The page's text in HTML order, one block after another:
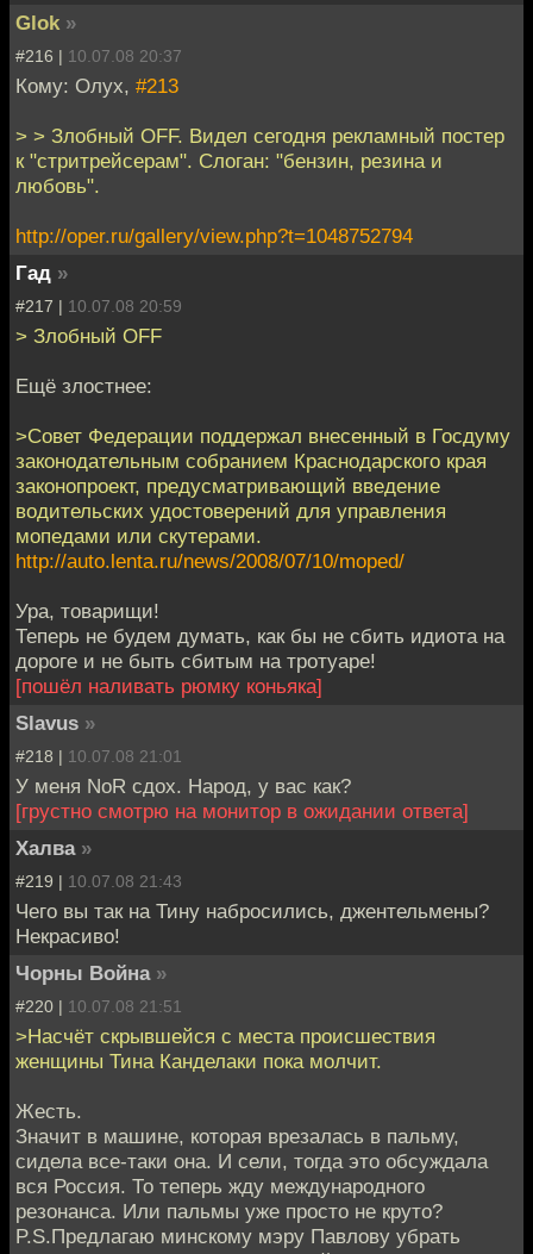
Glok »
#216 | 10.07.08 20:37
Кому: Олух, #213
> > Злобный OFF. Видел сегодня рекламный постер
к "стритрейсерам". Слоган: "бензин, резина и
любовь".
http://oper.ru/gallery/view.php?t=1048752794
Гад »
#217 | 10.07.08 20:59
> Злобный OFF
Ещё злостнее:
>Совет Федерации поддержал внесенный в Госдуму
законодательным собранием Краснодарского края
законопроект, предусматривающий введение
водительских удостоверений для управления
мопедами или скутерами.
http://auto.lenta.ru/news/2008/07/10/moped/
Ура, товарищи!
Теперь не будем думать, как бы не сбить идиота на
дороге и не быть сбитым на тротуаре!
[пошёл наливать рюмку коньяка]
Slavus »
#218 | 10.07.08 21:01
У меня NoR сдох. Народ, у вас как?
[грустно смотрю на монитор в ожидании ответа]
Халва »
#219 | 10.07.08 21:43
Чего вы так на Тину набросились, джентельмены?
Некрасиво!
Чорны Война »
#220 | 10.07.08 21:51
>Насчёт скрывшейся с места происшествия
женщины Тина Канделаки пока молчит.
Жесть.
Значит в машине, которая врезалась в пальму,
сидела все-таки она. И сели, тогда это обсуждала
вся Россия. То теперь жду международного
резонанса. Или пальмы уже просто не круто?
P.S.Предлагаю минскому мэру Павлову убрать